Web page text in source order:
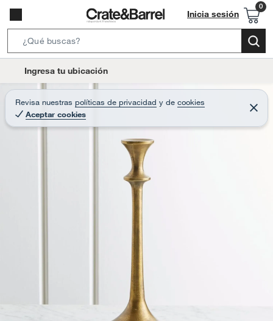
Inicia sesión
e
r
c
a
r
t
Ingresa tu ubicación
Revisa nuestras políticas de privacidad y de cookies
Aceptar cookies
C
e
r